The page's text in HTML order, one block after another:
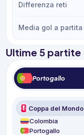
Differenza reti
Media gol a partita
Ultime 5 partite
Portogallo
Coppa del Mondo
Colombia
Portogallo